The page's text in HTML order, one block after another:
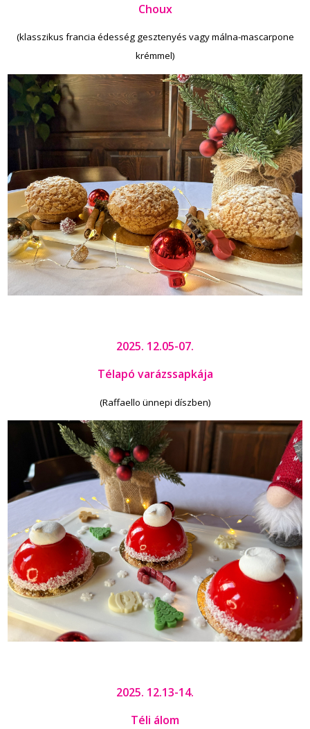
Choux
(klasszikus francia édesség gesztenyés vagy málna-mascarpone
krémmel)
2025. 12.05-07.
Télapó varázssapkája
(Raffaello ünnepi díszben)
2025. 12.13-14.
Téli álom